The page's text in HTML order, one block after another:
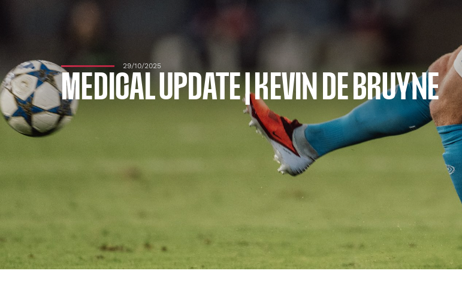
29/10/2025
MEDICAL UPDATE | KEVIN DE BRUYNE